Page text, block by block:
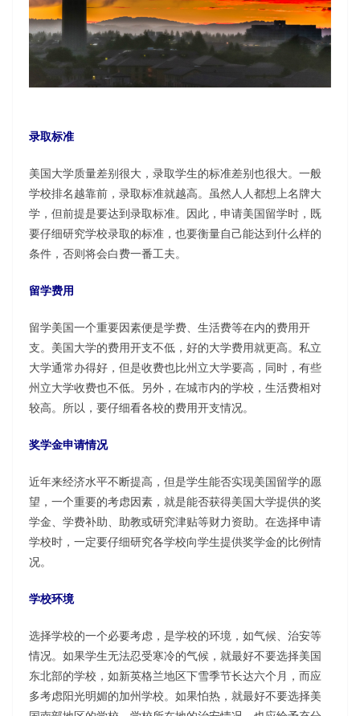
录取标准
美国大学质量差别很大，录取学生的标准差别也很大。一般
学校排名越靠前，录取标准就越高。虽然人人都想上名牌大
学，但前提是要达到录取标准。因此，申请美国留学时，既
要仔细研究学校录取的标准，也要衡量自己能达到什么样的
条件，否则将会白费一番工夫。
留学费用
留学美国一个重要因素便是学费、生活费等在内的费用开
支。美国大学的费用开支不低，好的大学费用就更高。私立
大学通常办得好，但是收费也比州立大学要高，同时，有些
州立大学收费也不低。另外，在城市内的学校，生活费相对
较高。所以，要仔细看各校的费用开支情况。
奖学金申请情况
近年来经济水平不断提高，但是学生能否实现美国留学的愿
望，一个重要的考虑因素，就是能否获得美国大学提供的奖
学金、学费补助、助教或研究津贴等财力资助。在选择申请
学校时，一定要仔细研究各学校向学生提供奖学金的比例情
况。
学校环境
选择学校的一个必要考虑，是学校的环境，如气候、治安等
情况。如果学生无法忍受寒冷的气候，就最好不要选择美国
东北部的学校，如新英格兰地区下雪季节长达六个月，而应
多考虑阳光明媚的加州学校。如果怕热，就最好不要选择美